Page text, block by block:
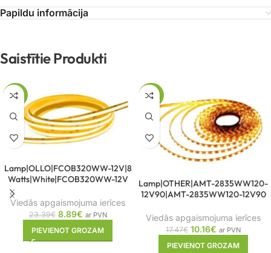
Papildu informācija
Saistītie Produkti
-62%
Lamp|OLLO|FCOB320WW-12V|8
Watts|White|FCOB320WW-12V
Viedās apgaismojuma ierīces
23.39€ 8.89€ ar PVN
PIEVIENOT GROZAM
-42%
Lamp|OTHER|AMT-2835WW120-
12V90|AMT-2835WW120-12V90
Viedās apgaismojuma ierīces
17.47€ 10.16€ ar PVN
PIEVIENOT GROZAM